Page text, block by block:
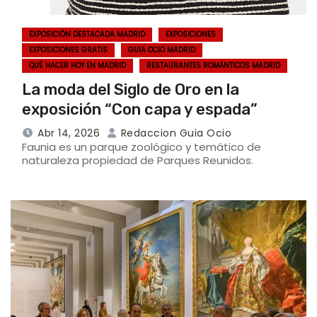
EXPOSICIÓN DESTACADA MADRID
EXPOSICIONES
EXPOSICIONES GRATIS
GUIA OCIO MADRID
QUÉ HACER HOY EN MADRID
RESTAURANTES ROMÁNTICOS MADRID
La moda del Siglo de Oro en la
exposición “Con capa y espada”
Abr 14, 2026 Redaccion Guia Ocio
Faunia es un parque zoológico y temático de
naturaleza propiedad de Parques Reunidos.